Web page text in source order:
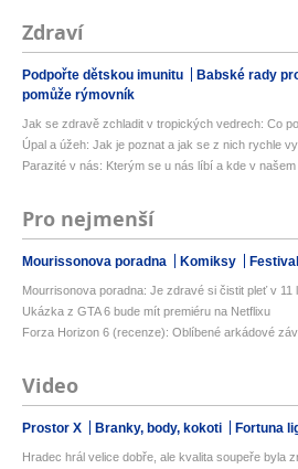
Zdraví
Podpořte dětskou imunitu Babské rady
pomůže rýmovník
Jak se zdravě zchladit v tropických vedrech: Co
Úpal a úžeh: Jak je poznat a jak se z nich rychle
Parazité v nás: Kterým se u nás líbí a kde v našem
Pro nejmenší
Mourissonova poradna Komiksy
Mourrisonova poradna: Je zdravé si čistit pleť v 11
Ukázka z GTA 6 bude mít premiéru na Netflixu
Forza Horizon 6 (recenze): Oblíbené arkádové
Video
Prostor X Branky, body, kokoti Fortuna
Hradec hrál velice dobře, ale kvalita soupeře byla